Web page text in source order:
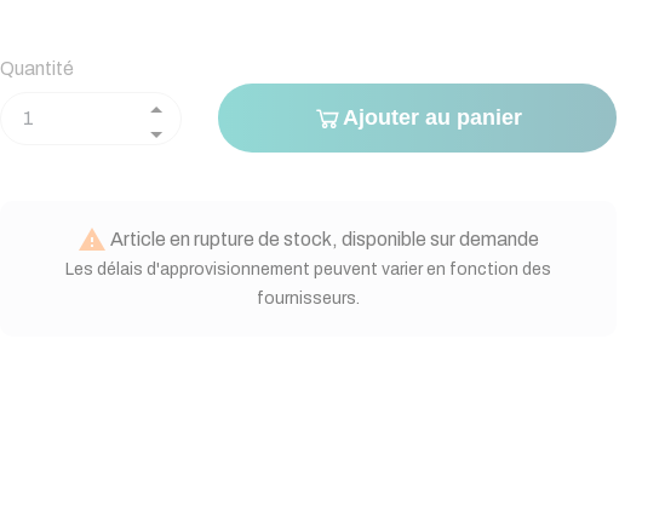
Quantité
Ajouter au panier
 Article en rupture de stock, disponible sur demande
Les délais d'approvisionnement peuvent varier en fonction des
fournisseurs.